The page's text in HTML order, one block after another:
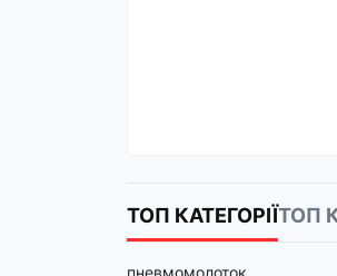
ТОП КАТЕГОРІЇТОП
пневмомолоток